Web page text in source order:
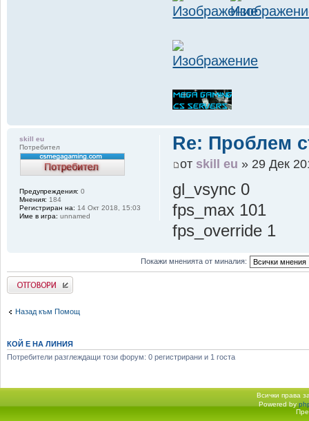
Re: Проблем
от skill eu » 29 Дек
gl_vsync 0
fps_max 101
fps_override 1
skill eu
Потребител
Предупреждения: 0
Мнения: 184
Регистриран на: 14 Окт 2018, 15:03
Име в игра: unnamed
Покажи мненията от миналия:
Добави отговор
Назад към Помощ
КОЙ Е НА ЛИНИЯ
Потребители разглеждащи този форум: 0 регистрирани и 1 госта
Всички права
Начало форум Powered by